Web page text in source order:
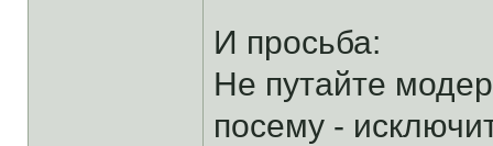
И просьба:
Не путайте
посему -